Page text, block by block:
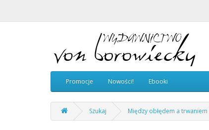
Promocje Nowości! Ebooki
Szukaj Między obłędem a trwaniem